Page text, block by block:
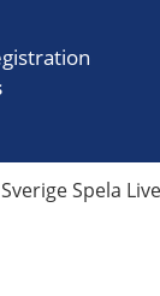
Spela